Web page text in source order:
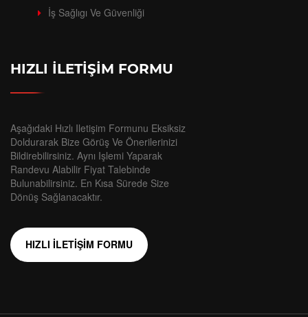
İş Sağlıgı Ve Güvenliği
HIZLI İLETİŞİM FORMU
Aşağıdaki Hızlı Iletişim Formunu Eksiksiz
Doldurarak Bize Görüş Ve Önerilerinizi
Bildirebilirsiniz. Aynı Işlemi Yaparak
Randevu Alabilir Fiyat Talebinde
Bulunabilirsiniz. En Kısa Sürede Size
Dönüş Sağlanacaktır.
HIZLI İLETİŞİM FORMU